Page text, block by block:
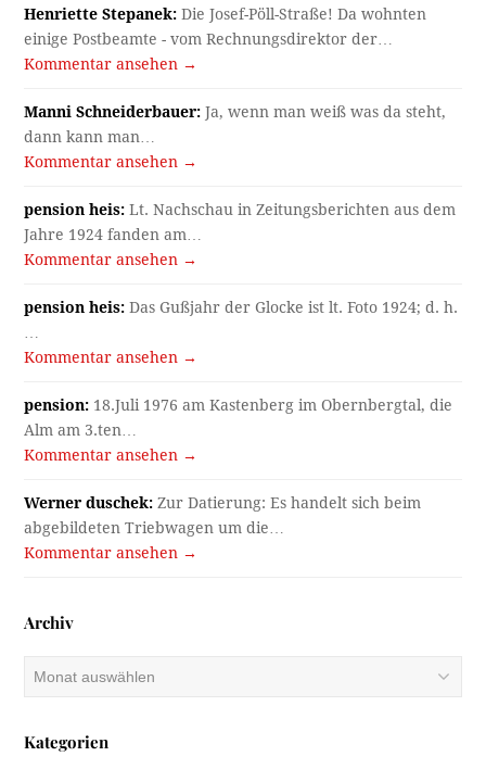
Henriette Stepanek: Die Josef-Pöll-Straße! Da wohnten
einige Postbeamte - vom Rechnungsdirektor der…
Kommentar ansehen →
Manni Schneiderbauer: Ja, wenn man weiß was da steht,
dann kann man…
Kommentar ansehen →
pension heis: Lt. Nachschau in Zeitungsberichten aus dem
Jahre 1924 fanden am…
Kommentar ansehen →
pension heis: Das Gußjahr der Glocke ist lt. Foto 1924; d. h.
Kommentar ansehen →
pension: 18.Juli 1976 am Kastenberg im Obernbergtal, die
Alm am 3.ten…
Kommentar ansehen →
Werner duschek: Zur Datierung: Es handelt sich beim
abgebildeten Triebwagen um die…
Kommentar ansehen →
Archiv
Kategorien